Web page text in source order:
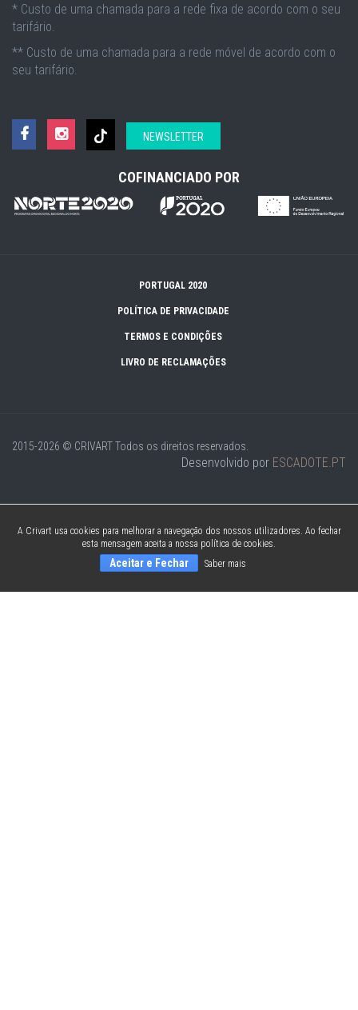
* Custo de uma chamada para a rede fixa de acordo com o seu
tarifário.
** Custo de uma chamada para a rede móvel de acordo com o
seu tarifário.
NEWSLETTER
COFINANCIADO POR
PORTUGAL 2020
POLÍTICA DE PRIVACIDADE
TERMOS E CONDIÇÕES
LIVRO DE RECLAMAÇÕES
2015-2026 © CRIVARTTodos os direitos reservados.
Desenvolvido por ESCADOTE.PT
A Crivart usa cookies para melhorar a navegação dos nossos utilizadores. Ao fechar
esta mensagem aceita a nossa política de cookies.
Aceitar e Fechar Saber mais